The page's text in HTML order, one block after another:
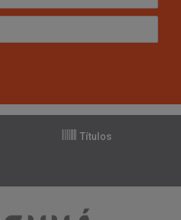
Títulos